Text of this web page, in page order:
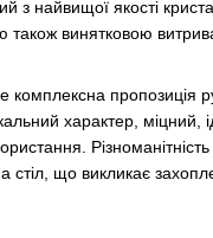
з найвищої якості
також винятковою
пропозиція
характер, міцний,
стіл, що викликає